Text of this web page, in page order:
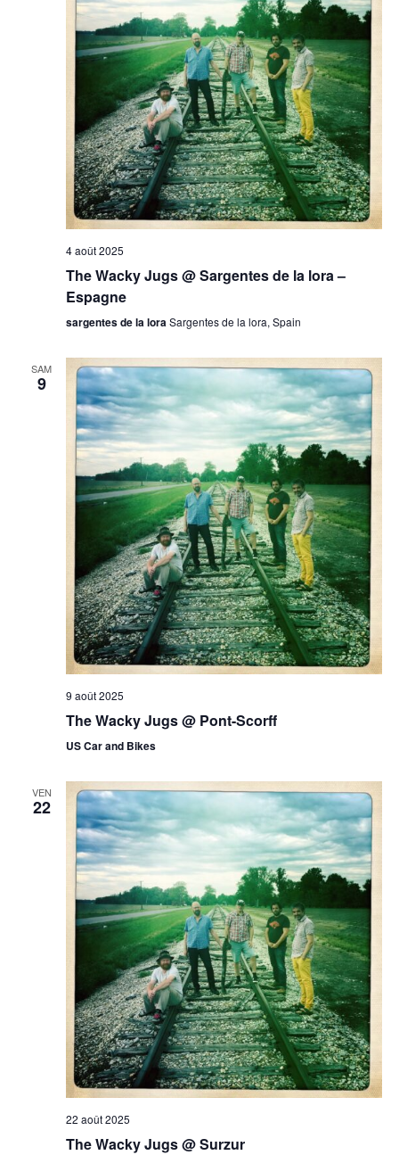
4 août 2025
The Wacky Jugs @ Sargentes de la lora –
Espagne
sargentes de la loraSargentes de la lora, Spain
SAM
9
9 août 2025
The Wacky Jugs @ Pont-Scorff
US Car and Bikes
VEN
22
22 août 2025
The Wacky Jugs @ Surzur